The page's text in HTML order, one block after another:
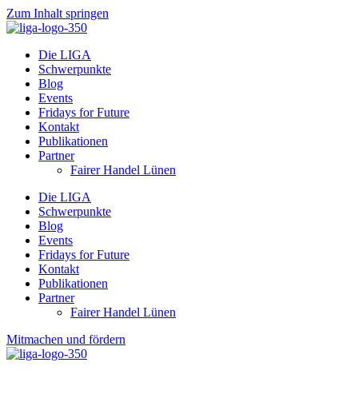
Zum Inhalt springen
Die LIGA
Schwerpunkte
Blog
Events
Fridays for Future
Kontakt
Publikationen
Partner
Fairer Handel Lünen
Die LIGA
Schwerpunkte
Blog
Events
Fridays for Future
Kontakt
Publikationen
Partner
Fairer Handel Lünen
Mitmachen und fördern